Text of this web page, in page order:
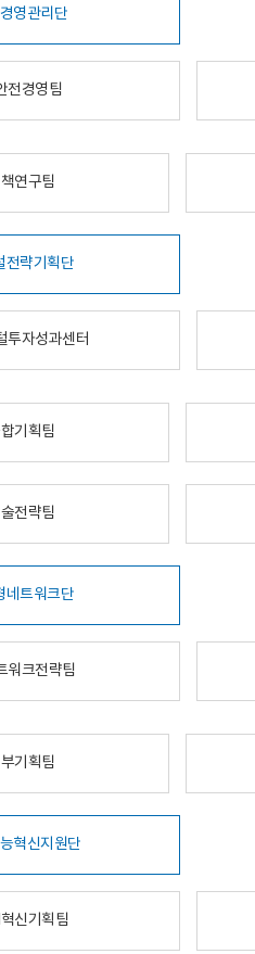
영관리단
전경영팀
연구팀
전략기획단
투자성과센터
기획팀
전략팀
네트워크단
워크전략팀
기획팀
혁신지원단
신기획팀